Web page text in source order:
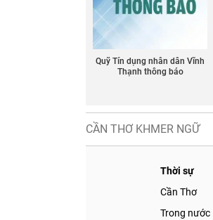
Quỹ Tín dụng nhân dân Vĩnh
Thạnh thông báo
CẦN THƠ KHMER NGỮ
Thời sự
Cần Thơ
Trong nước